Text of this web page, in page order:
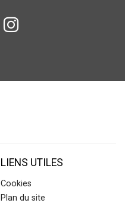
LIENS UTILES
Cookies
Plan du site